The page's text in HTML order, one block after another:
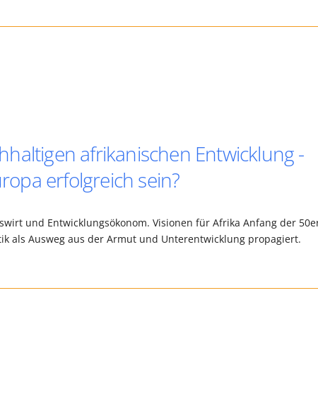
afrikanischen Entwicklung -
erfolgreich sein?
und Entwicklungsökonom. Visionen für Afrika Anfang der
als Ausweg aus der Armut und Unterentwicklung propagiert.